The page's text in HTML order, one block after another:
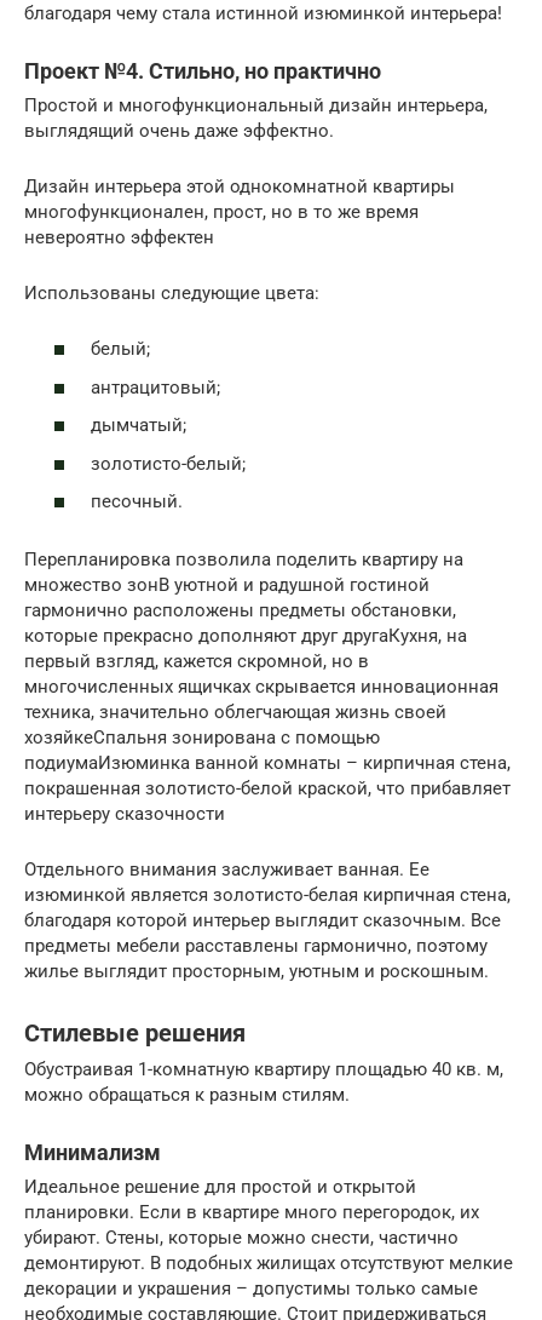
благодаря чему стала истинной изюминкой интерьера!
Проект №4. Стильно, но практично
Простой и многофункциональный дизайн интерьера,
выглядящий очень даже эффектно.
Дизайн интерьера этой однокомнатной квартиры
многофункционален, прост, но в то же время
невероятно эффектен
Использованы следующие цвета:
белый;
антрацитовый;
дымчатый;
золотисто-белый;
песочный.
Перепланировка позволила поделить квартиру на
множество зонВ уютной и радушной гостиной
гармонично расположены предметы обстановки,
которые прекрасно дополняют друг другаКухня, на
первый взгляд, кажется скромной, но в
многочисленных ящичках скрывается инновационная
техника, значительно облегчающая жизнь своей
хозяйкеСпальня зонирована с помощью
подиумаИзюминка ванной комнаты – кирпичная стена,
покрашенная золотисто-белой краской, что прибавляет
интерьеру сказочности
Отдельного внимания заслуживает ванная. Ее
изюминкой является золотисто-белая кирпичная стена,
благодаря которой интерьер выглядит сказочным. Все
предметы мебели расставлены гармонично, поэтому
жилье выглядит просторным, уютным и роскошным.
Стилевые решения
Обустраивая 1-комнатную квартиру площадью 40 кв. м,
можно обращаться к разным стилям.
Минимализм
Идеальное решение для простой и открытой
планировки. Если в квартире много перегородок, их
убирают. Стены, которые можно снести, частично
демонтируют. В подобных жилищах отсутствуют мелкие
декорации и украшения – допустимы только самые
необходимые составляющие. Стоит придерживаться